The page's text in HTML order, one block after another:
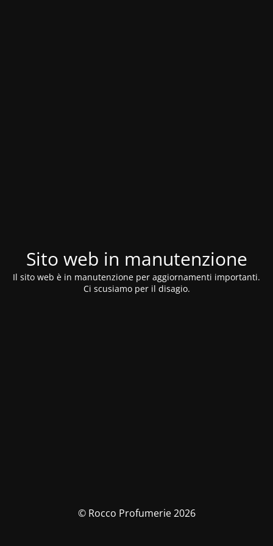
Sito web in manutenzione
Il sito web è in manutenzione per aggiornamenti importanti.
Ci scusiamo per il disagio.
© Rocco Profumerie 2026